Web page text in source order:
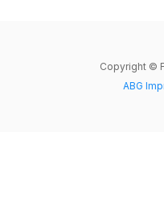
Copyright ©
ABG